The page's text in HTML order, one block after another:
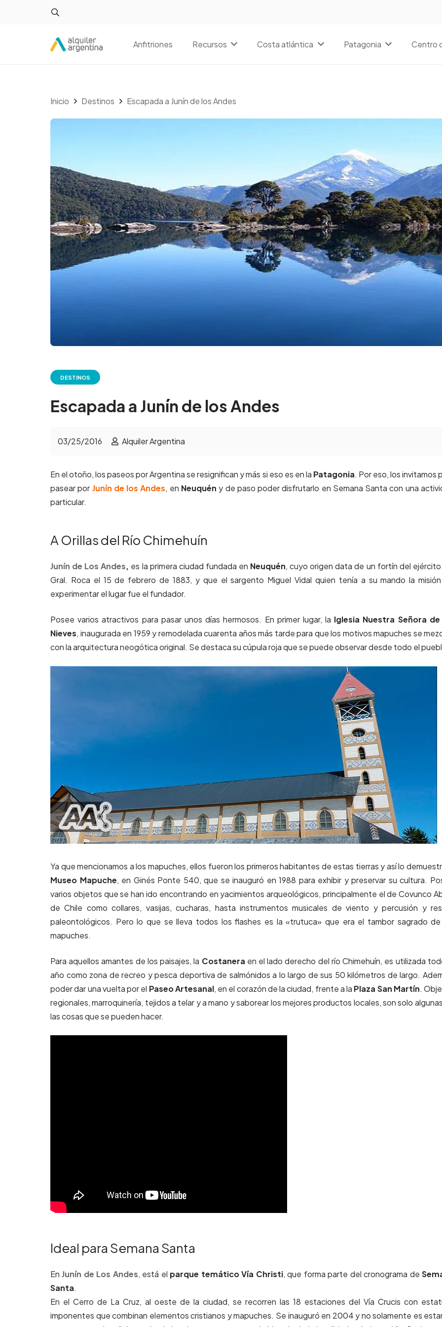
Anfitriones Recursos Costa atlántica Patagonia Centro
Inicio Destinos Escapada a Junín de los Andes
DESTINOS
Escapada a Junín de los Andes
03/25/2016 Alquiler Argentina
En el otoño, los paseos por Argentina se resignifican y más si eso es en la Patagonia. Por eso, los invitamos
pasear por Junín de los Andes, en Neuquén y de paso poder disfrutarlo en Semana Santa con una
particular.
A Orillas del Río Chimehuín
Junín de Los Andes, es la primera ciudad fundada en Neuquén, cuyo origen data de un fortín del
Gral. Roca el 15 de febrero de 1883, y que el sargento Miguel Vidal quien tenía a su mando la
experimentar el lugar fue el fundador.
Posee varios atractivos para pasar unos días hermosos. En primer lugar, la Iglesia Nuestra Señora de
Nieves, inaugurada en 1959 y remodelada cuarenta años más tarde para que los motivos mapuches se
con la arquitectura neogótica original. Se destaca su cúpula roja que se puede observar desde todo el
Ya que mencionamos a los mapuches, ellos fueron los primeros habitantes de estas tierras y así lo
Museo Mapuche, en Ginés Ponte 540, que se inauguró en 1988 para exhibir y preservar su cultura.
varios objetos que se han ido encontrando en yacimientos arqueológicos, principalmente el de Covunco
de Chile como collares, vasijas, cucharas, hasta instrumentos musicales de viento y percusión y
paleontológicos. Pero lo que se lleva todos los flashes es la «trutuca» que era el tambor sagrado
mapuches.
Para aquellos amantes de los paisajes, la Costanera en el lado derecho del río Chimehuín, es utilizada
año como zona de recreo y pesca deportiva de salmónidos a lo largo de sus 50 kilómetros de largo.
poder dar una vuelta por el Paseo Artesanal, en el corazón de la ciudad, frente a la Plaza San Martín.
regionales, marroquinería, tejidos a telar y a mano y saborear los mejores productos locales, son solo
las cosas que se pueden hacer.
Ideal para Semana Santa
EnJunín de Los Andes, está el parque temático Vía Christi, que forma parte del cronograma de
Santa.
En el Cerro de La Cruz, al oeste de la ciudad, se recorren las 18 estaciones del Vía Crucis con
imponentes que combinan elementos cristianos y mapuches. Se inauguró en 2004 y no solamente es